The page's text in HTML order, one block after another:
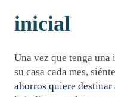
inicial
Una vez que tenga una
su casa cada mes,
ahorros quiere